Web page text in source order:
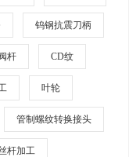
钨钢抗震刀柄
杆 CD纹
叶轮
管制螺纹转换接头
杆加工